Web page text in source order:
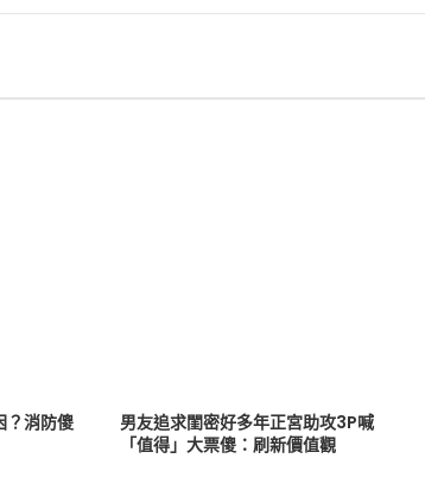
？消防傻
男友追求閨密好多年正宮助攻3P喊
「值得」大票傻：刷新價值觀